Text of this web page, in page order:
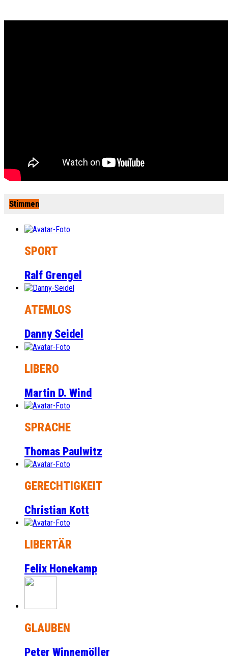
Stimmen
SPORT
Ralf Grengel
ATEMLOS
Danny Seidel
LIBERO
Martin D. Wind
SPRACHE
Thomas Paulwitz
GERECHTIGKEIT
Christian Kott
LIBERTÄR
Felix Honekamp
GLAUBEN
Peter Winnemöller